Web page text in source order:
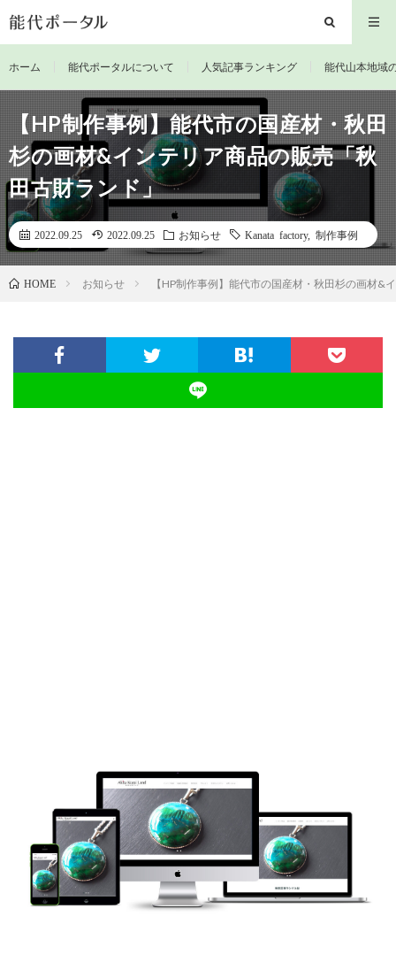
ホーム 能代ポータルについて 人気記事ランキング 能代山本地域
【HP制作事例】能代市の国産材・秋田
杉の画材&インテリア商品の販売「秋
田古財ランド」
2022.09.25 2022.09.25 お知らせ Kanata factory, 制作事例
HOME お知らせ 【HP制作事例】能代市の国産材・秋田杉の画材&